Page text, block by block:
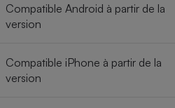
Compatible Android à partir de la
version
Compatible iPhone à partir de la
version